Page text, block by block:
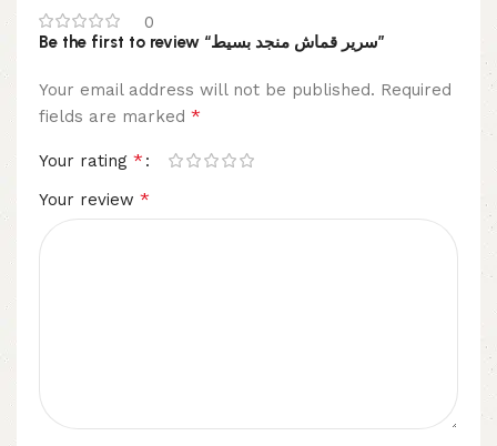
0
Be the first to review “سرير قماش منجد بسيط”
Your email address will not be published. Required
fields are marked *
Your rating *
Your review *